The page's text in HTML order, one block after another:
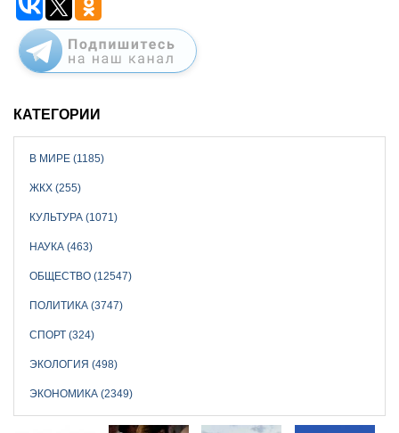
КАТЕГОРИИ
В МИРЕ (1185)
ЖКХ (255)
КУЛЬТУРА (1071)
НАУКА (463)
ОБЩЕСТВО (12547)
ПОЛИТИКА (3747)
СПОРТ (324)
ЭКОЛОГИЯ (498)
ЭКОНОМИКА (2349)